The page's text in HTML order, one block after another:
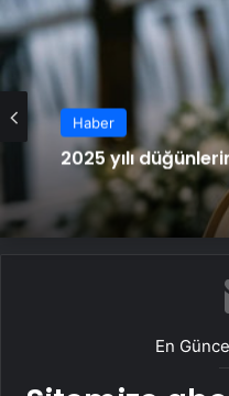
Haber
2025 yılı
Haber
Ayçiçek, tereyağı
Uzmanlara göre
En